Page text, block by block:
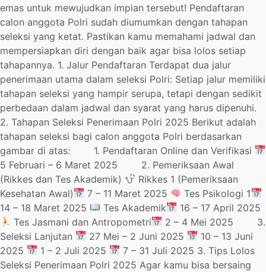
emas untuk mewujudkan impian tersebut! Pendaftaran
calon anggota Polri sudah diumumkan dengan tahapan
seleksi yang ketat. Pastikan kamu memahami jadwal dan
mempersiapkan diri dengan baik agar bisa lolos setiap
tahapannya. 1. Jalur Pendaftaran Terdapat dua jalur
penerimaan utama dalam seleksi Polri: Setiap jalur memiliki
tahapan seleksi yang hampir serupa, tetapi dengan sedikit
perbedaan dalam jadwal dan syarat yang harus dipenuhi.
2. Tahapan Seleksi Penerimaan Polri 2025 Berikut adalah
tahapan seleksi bagi calon anggota Polri berdasarkan
gambar di atas: 1. Pendaftaran Online dan Verifikasi
5 Februari – 6 Maret 2025 2. Pemeriksaan Awal
(Rikkes dan Tes Akademik)
Rikkes 1 (Pemeriksaan
Kesehatan Awal)
7 – 11 Maret 2025
Tes Psikologi 1
14 – 18 Maret 2025
Tes Akademik
16 – 17 April 2025
Tes Jasmani dan Antropometri
2 – 4 Mei 2025 3.
Seleksi Lanjutan
27 Mei – 2 Juni 2025
10 – 13 Juni
2025
1 – 2 Juli 2025
7 – 31 Juli 2025 3. Tips Lolos
Seleksi Penerimaan Polri 2025 Agar kamu bisa bersaing